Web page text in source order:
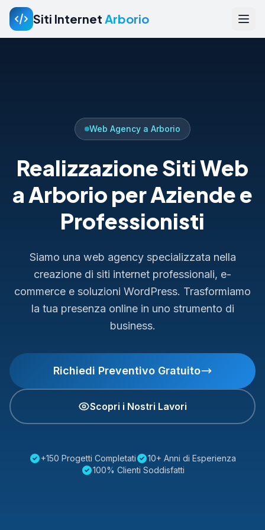
Siti Internet Arborio
Web Agency a Arborio
Realizzazione Siti Web
a Arborio per Aziende e
Professionisti
Siamo una web agency specializzata nella
creazione di siti internet professionali, e-
commerce e soluzioni WordPress. Trasformiamo
la tua presenza online in uno strumento di
business.
Richiedi Preventivo Gratuito
Scopri i Nostri Lavori
+150 Progetti Completati
10+ Anni di Esperienza
100% Clienti Soddisfatti